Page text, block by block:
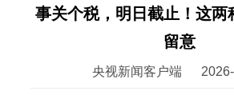
事关个税，明日截止！这两
留意
央视新闻客户端